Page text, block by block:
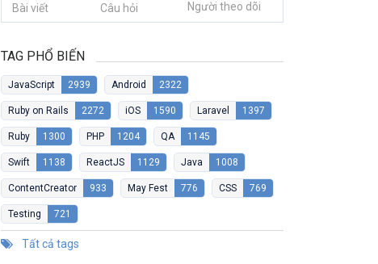
Bài viết Câu hỏi Người theo dõi
TAG PHỔ BIẾN
JavaScript 2939 Android 2322
Ruby on Rails 2272 iOS 1590 Laravel 1397
Ruby 1300 PHP 1204 QA 1145
Swift 1138 ReactJS 1129 Java 1008
ContentCreator 933 May Fest 776 CSS 769
Testing 721
Tất cả tags